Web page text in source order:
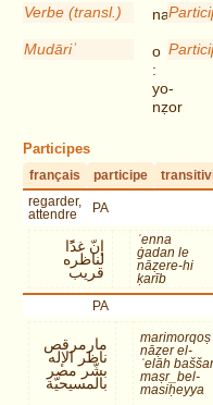
Verbe (transl.) naẓar
Mudāriʾ
o
:
yo-
nẓor
Participes
français participe
regarder,
attendre
PA
إنّ غدًًا
لناظره
قريب
ʾenna
ġadan le
nāẓere-hi
ḳarīb
PA
مارمرقص
ناظر الإله
بشّر مصر
بالمسيحيّة
marimorqoṣ
nāẓer el-
ʾelāh baššar
maṣr_bel-
masiḥeyya